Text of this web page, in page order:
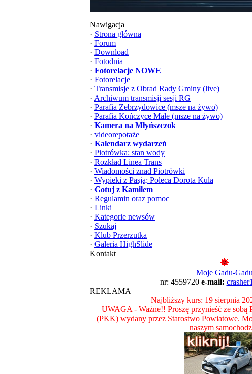
Nawigacja
· Strona główna
· Forum
· Download
· Fotodnia
· Fotorelacje NOWE
· Fotorelacje
· Transmisje z Obrad Rady Gminy (live)
· Archiwum transmisji sesji RG
· Parafia Zebrzydowice (msze na żywo)
· Parafia Kończyce Małe (msze na żywo)
· Kamera na Młyńszczok
· videorepotaże
· Kalendarz wydarzeń
· Piotrówka: stan wody
· Rozkład Linea Trans
· Wiadomości znad Piotrówki
· Wypieki z Pasją: Poleca Dorota Kula
· Gotuj z Kamilem
· Regulamin oraz pomoc
· Linki
· Kategorie newsów
· Szukaj
· Klub Przerzutka
· Galeria HighSlide
Kontakt
Moje Gadu-Gadu
nr: 4559720 e-mail:
REKLAMA
Najbliższy kurs: 19 sierpnia
UWAGA - Ważne!! Proszę przynieść ze
(PKK) wydany przez Starostwo Powiatowe.
naszym